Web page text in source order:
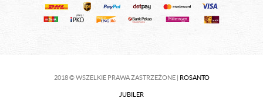
2018 © WSZELKIE PRAWA ZASTRZEŻONE | ROSANTO
JUBILER